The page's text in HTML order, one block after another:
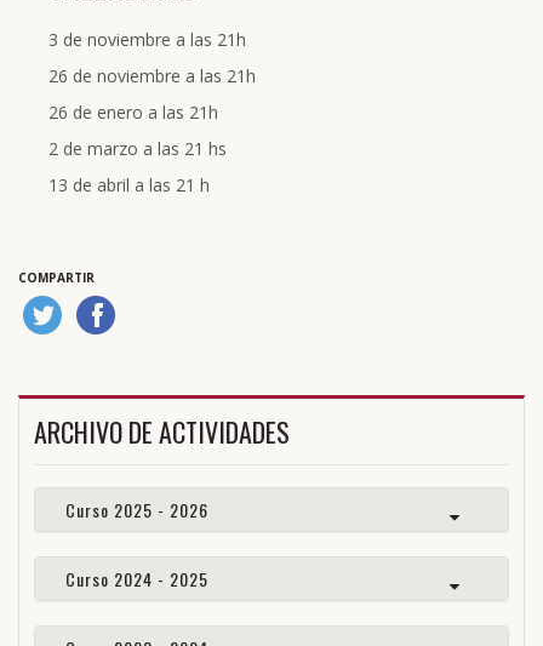
3 de noviembre a las 21h
26 de noviembre a las 21h
26 de enero a las 21h
2 de marzo a las 21 hs
13 de abril a las 21 h
COMPARTIR
ARCHIVO DE ACTIVIDADES
Curso 2025 - 2026
Curso 2024 - 2025